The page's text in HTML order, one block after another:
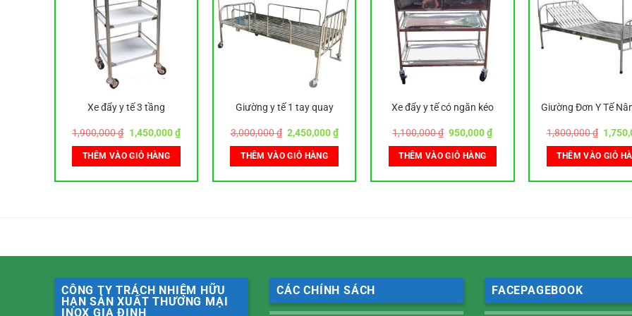
Xe đẩy y tế 3 tầng
1,900,000₫ Giá
là:
1,900,000 ₫.
1,450,000₫Giá
hiện
THÊM VÀO GIỎ HÀNG
Giường y tế 1 tay quay
3,000,000₫ Giá
là:
3,000,000 ₫.
2,450,000₫Giá
hiện
THÊM VÀO GIỎ HÀNG
Xe đẩy y tế có ngăn kéo
1,100,000₫ Giá
là:
1,100,000 ₫.
950,000₫Giá
THÊM VÀO GIỎ HÀNG
Giường Đơn Y Tế
1,800,000₫ Giá
là:
THÊM VÀO GIỎ
CÔNG TY TRÁCH NHIỆM HỮU
HẠN SẢN XUẤT THƯƠNG MẠI
INOX GIA ĐỊNH
CÁC CHÍNH SÁCH FACEPAGEBOOK